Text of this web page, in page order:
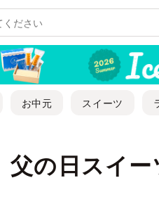
お中元 スイーツ
父の日スイー